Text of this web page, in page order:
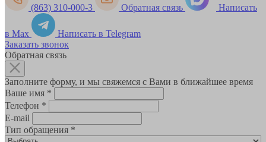
(863) 310-000-3 Обратная связь Написать
в Max
Написать в Telegram
Заказать звонок
Обратная связь
Заполните форму, и мы свяжемся с Вами в ближайшее время
Ваше имя *
Телефон *
E-mail
Тип обращения *